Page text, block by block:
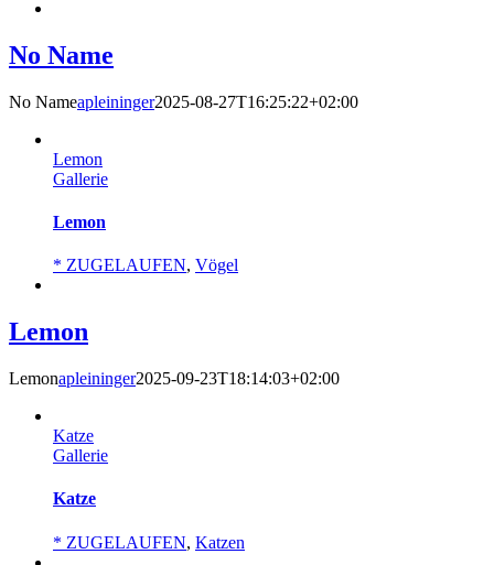
No Name
No Nameapleininger2025-08-27T16:25:22+02:00
Lemon
Gallerie
Lemon
* ZUGELAUFEN, Vögel
Lemon
Lemonapleininger2025-09-23T18:14:03+02:00
Katze
Gallerie
Katze
* ZUGELAUFEN, Katzen